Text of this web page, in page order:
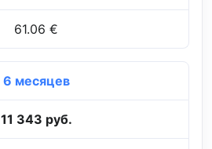
61.06 €
6 месяцев
11 343 руб.